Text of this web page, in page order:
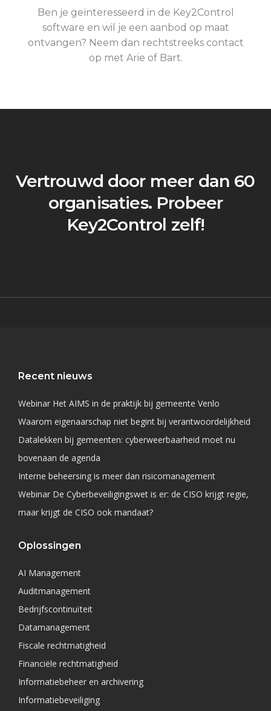
Ben je geïnteresseerd in de Key2Control
software en wil je een aanbod op maat
ontvangen? Neem dan rechtstreeks contact
op met Arie of Bart.
Vertrouwd door meer dan 60
organisaties. Probeer
Key2Control zelf!
Recent nieuws
Webinar Het AIMS in de praktijk bij gemeente Venlo
Waarom eigenaarschap niet begint bij verantwoordelijkheid
Datalekken bij gemeenten: cyberweerbaarheid moet nu
bovenaan de agenda
Interne beheersing is meer dan risicomanagement
Webinar De Cyberbeveiligingswet is er: de CISO krijgt regie,
maar krijgt de CISO ook mandaat?
Oplossingen
AI Management
Auditmanagement
Bedrijfscontinuïteit
Datamanagement
Fiscale rechtmatigheid
Financiële rechtmatigheid
Informatiebeheer en archivering
Informatiebeveiliging